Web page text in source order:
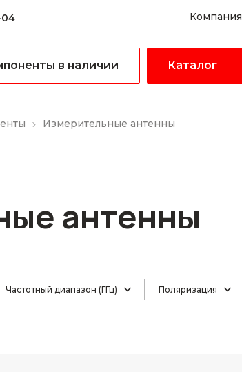
04 Компания
в наличии Каталог
Измерительные антенны
антенны
Частотный диапазон (ГГц) Поляризация